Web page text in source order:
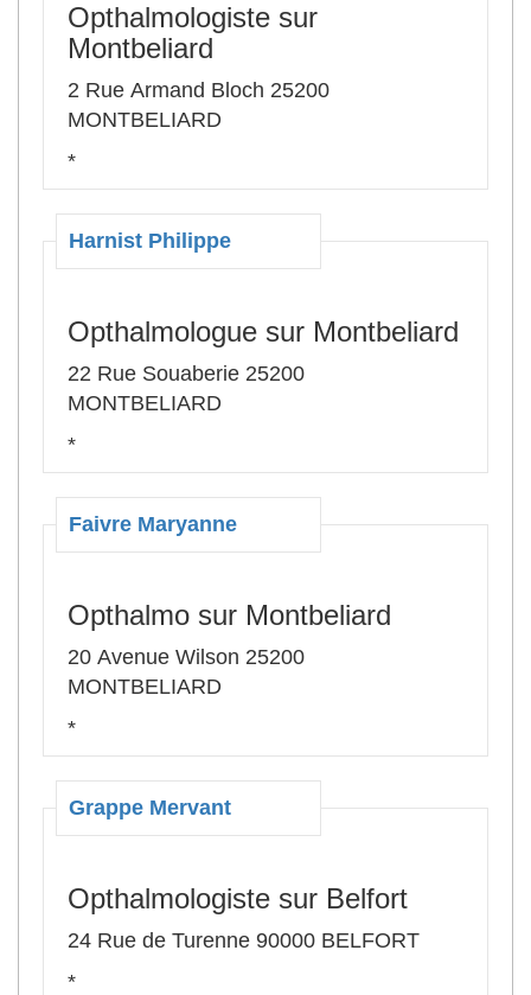
Opthalmologiste sur
Montbeliard
2 Rue Armand Bloch 25200
MONTBELIARD
*
Harnist Philippe
Opthalmologue sur Montbeliard
22 Rue Souaberie 25200
MONTBELIARD
*
Faivre Maryanne
Opthalmo sur Montbeliard
20 Avenue Wilson 25200
MONTBELIARD
*
Grappe Mervant
Opthalmologiste sur Belfort
24 Rue de Turenne 90000 BELFORT
*